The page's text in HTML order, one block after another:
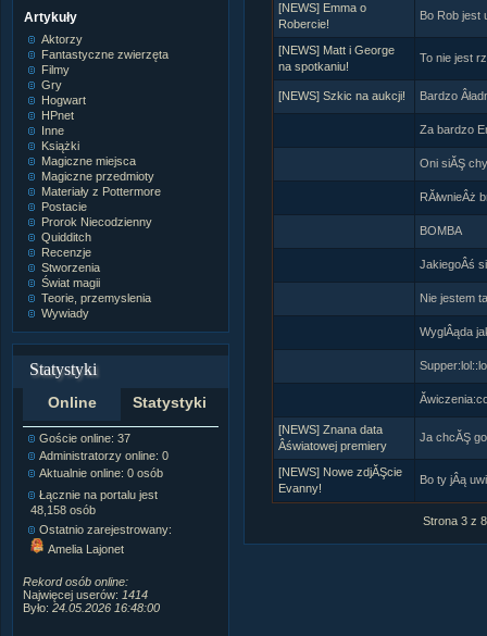
Artykuły
Aktorzy
Fantastyczne zwierzęta
Filmy
Gry
Hogwart
HPnet
Inne
Książki
Magiczne miejsca
Magiczne przedmioty
Materiały z Pottermore
Postacie
Prorok Niecodzienny
Quidditch
Recenzje
Stworzenia
Świat magii
Teorie, przemyslenia
Wywiady
Statystyki
Online Statystyki
Goście online: 37
Administratorzy online: 0
Aktualnie online: 0 osób
Łącznie na portalu jest
48,158 osób
Ostatnio zarejestrowany:
Amelia Lajonet
Rekord osób online:
Najwięcej userów: 1414
Było: 24.05.2026 16:48:00
Napisanych artykułów:
Dodanych newsów:10,564
Zdjęć w galerii:21,490
Tematów na forum:
[NEWS] Emma o
Robercie!
Bo Rob jest
[NEWS] Matt i George
na spotkaniu!
To nie jest
[NEWS] Szkic na aukcji! Bardzo
Za bardzo
Oni siĂŞ
RĂłwnieÂż
BOMBA
JakiegoÂś
Nie jestem
WyglÂąda
[NEWS] Znana data
Âświatowej premiery
Ja chcĂŞ
[NEWS] Nowe zdjĂŞcie
Evanny!
Bo ty jÂą
Strona 3 z